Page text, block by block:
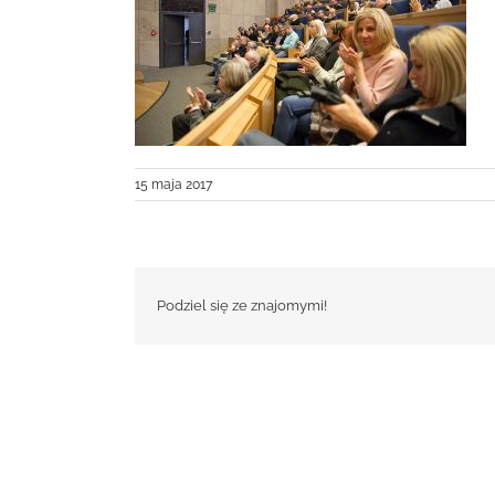
15 maja 2017
Podziel się ze znajomymi!